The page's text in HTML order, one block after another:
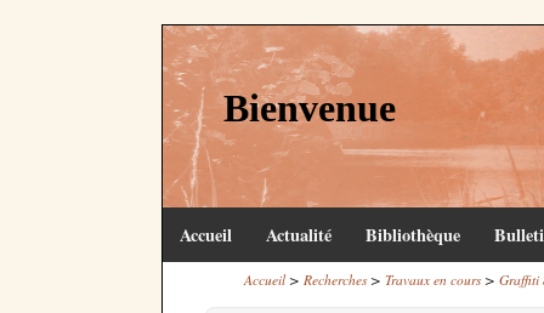
Bienvenue
Accueil Actualité Bibliothèque
Accueil> Recherches> Travaux en cours> Graffiti